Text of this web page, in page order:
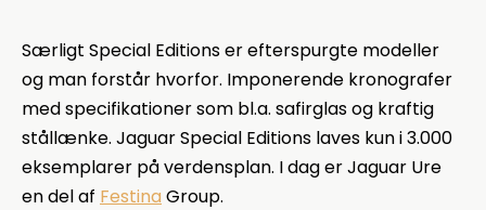
Særligt Special Editions er efterspurgte modeller
og man forstår hvorfor. Imponerende kronografer
med specifikationer som bl.a. safirglas og kraftig
stållænke. Jaguar Special Editions laves kun i 3.000
eksemplarer på verdensplan. I dag er Jaguar Ure
en del af Festina Group.